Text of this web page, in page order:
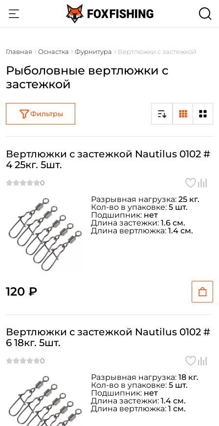
Главная Оснастка Фурнитура Вертлюжки с застежкой
Рыболовные вертлюжки с
застежкой
Фильтры
Вертлюжки с застежкой Nautilus 0102 #
4 25кг. 5шт.
120 ₽
Разрывная нагрузка: 25 кг.
Кол-во в упаковке: 5 шт.
Подшипник: нет
Длина застежки: 1.6 см.
Длина вертлюжка: 1.4 см.
Вертлюжки с застежкой Nautilus 0102 #
6 18кг. 5шт.
Разрывная нагрузка: 18 кг.
Кол-во в упаковке: 5 шт.
Подшипник: нет
Длина застежки: 1.4 см.
Длина вертлюжка: 1 см.